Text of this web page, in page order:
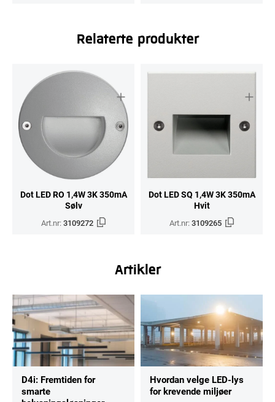
Relaterte produkter
Dot LED RO 1,4W 3K 350mA
Sølv
Art.nr:3109272
Dot LED SQ 1,4W 3K 350mA
Hvit
Art.nr:3109265
Artikler
D4i: Fremtiden for
smarte
Hvordan velge LED-lys
for krevende miljøer